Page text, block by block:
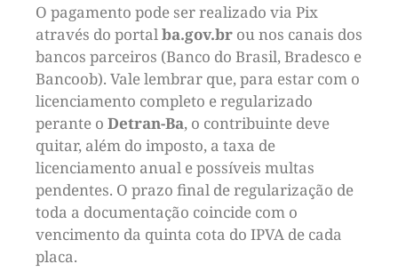
O pagamento pode ser realizado via Pix
através do portalba.gov.br ou nos canais dos
bancos parceiros (Banco do Brasil, Bradesco e
Bancoob). Vale lembrar que, para estar com o
licenciamento completo e regularizado
perante o Detran-Ba, o contribuinte deve
quitar, além do imposto, a taxa de
licenciamento anual e possíveis multas
pendentes. O prazo final de regularização de
toda a documentação coincide com o
vencimento da quinta cota do IPVA de cada
placa.